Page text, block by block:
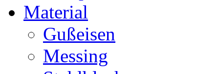
Material
Gußeisen
Messing